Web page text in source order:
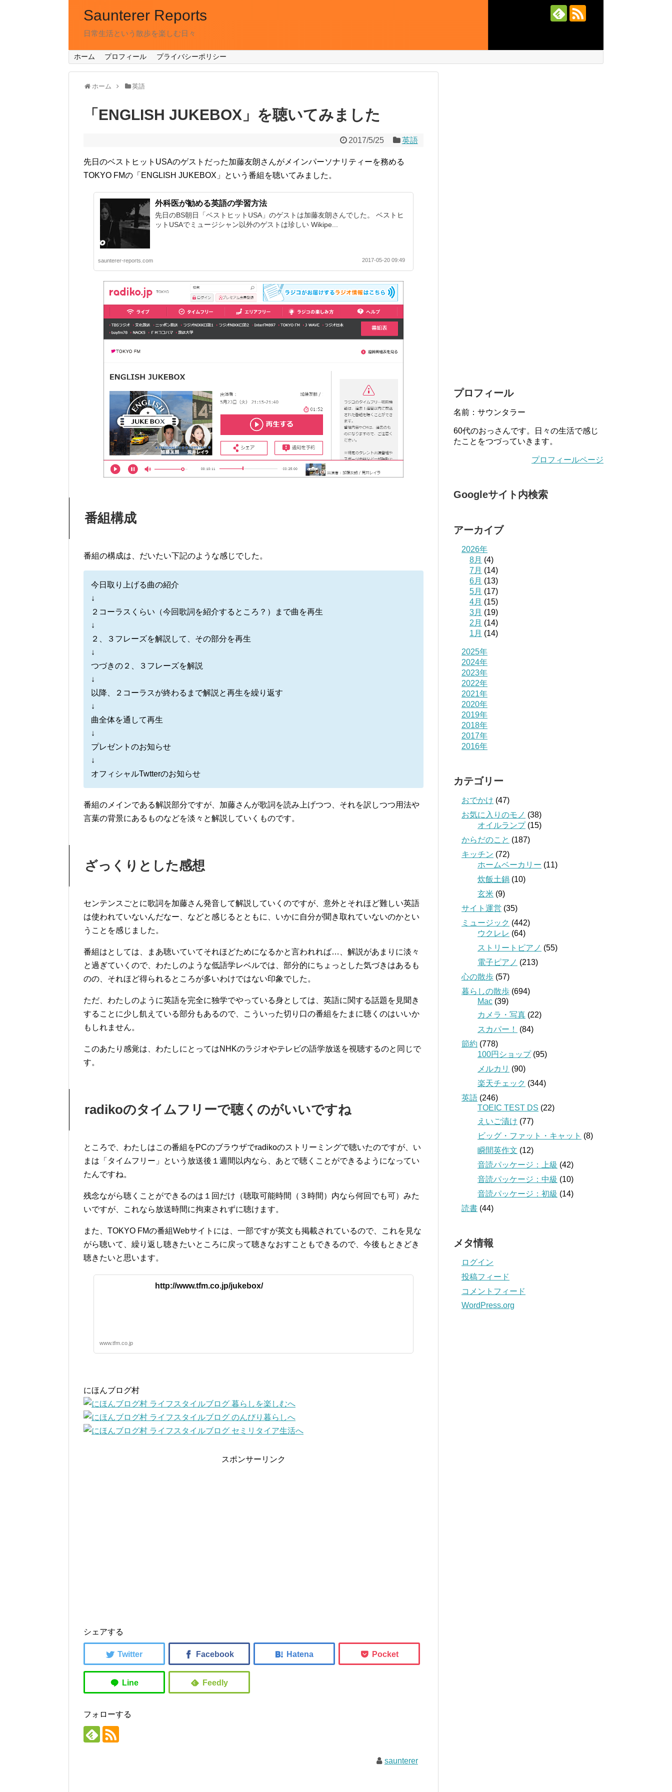
Saunterer Reports
日常生活という散歩を楽しむ日々
ホーム プロフィール プライバシーポリシー
ホーム 英語
「ENGLISH JUKEBOX」を聴いてみました
2017/5/25 英語
先日のベストヒットUSAのゲストだった加藤友朗さんがメインパーソナリティーを務める
TOKYO FMの「ENGLISH JUKEBOX」という番組を聴いてみました。
外科医が勧める英語の学習方法
先日のBS朝日「ベストヒットUSA」のゲストは加藤友朗さんでした。 ベストヒ
ットUSAでミュージシャン以外のゲストは珍しい Wikipe...
saunterer-reports.com 2017-05-20 09:49
番組構成
番組の構成は、だいたい下記のような感じでした。
今日取り上げる曲の紹介
↓
２コーラスくらい（今回歌詞を紹介するところ？）まで曲を再生
↓
２、３フレーズを解説して、その部分を再生
↓
つづきの２、３フレーズを解説
↓
以降、２コーラスが終わるまで解説と再生を繰り返す
↓
曲全体を通して再生
↓
プレゼントのお知らせ
↓
オフィシャルTwtterのお知らせ
番組のメインである解説部分ですが、加藤さんが歌詞を読み上げつつ、それを訳しつつ用法や
言葉の背景にあるものなどを淡々と解説していくものです。
ざっくりとした感想
センテンスごとに歌詞を加藤さん発音して解説していくのですが、意外とそれほど難しい英語
は使われていないんだなー、などと感じるとともに、いかに自分が聞き取れていないのかとい
うことを感じました。
番組はとしては、まあ聴いていてそれほどためになるかと言われれば…、解説があまりに淡々
と過ぎていくので、わたしのような低語学レベルでは、部分的にちょっとした気づきはあるも
のの、それほど得られるところが多いわけではない印象でした。
ただ、わたしのように英語を完全に独学でやっている身としては、英語に関する話題を見聞き
することに少し飢えている部分もあるので、こういった切り口の番組をたまに聴くのはいいか
もしれません。
このあたり感覚は、わたしにとってはNHKのラジオやテレビの語学放送を視聴するのと同じで
す。
radikoのタイムフリーで聴くのがいいですね
ところで、わたしはこの番組をPCのブラウザでradikoのストリーミングで聴いたのですが、い
まは「タイムフリー」という放送後１週間以内なら、あとで聴くことができるようになってい
たんですね。
残念ながら聴くことができるのは１回だけ（聴取可能時間（３時間）内なら何回でも可）みた
いですが、これなら放送時間に拘束されずに聴けます。
また、TOKYO FMの番組Webサイトには、一部ですが英文も掲載されているので、これを見な
がら聴いて、繰り返し聴きたいところに戻って聴きなおすこともできるので、今後もときどき
聴きたいと思います。
http://www.tfm.co.jp/jukebox/
www.tfm.co.jp
にほんブログ村
スポンサーリンク
シェアする
フォローする
saunterer
プロフィール
名前：サウンタラー
60代のおっさんです。日々の生活で感じ
たことをつづっていきます。
プロフィールページ
Googleサイト内検索
アーカイブ
2026年
8月 (4)
7月 (14)
6月 (13)
5月 (17)
4月 (15)
3月 (19)
2月 (14)
1月 (14)
2025年
2024年
2023年
2022年
2021年
2020年
2019年
2018年
2017年
2016年
カテゴリー
おでかけ (47)
お気に入りのモノ (38)
オイルランプ(15)
からだのこと (187)
キッチン (72)
ホームベーカリー (11)
炊飯土鍋 (10)
玄米 (9)
サイト運営 (35)
ミュージック (442)
ウクレレ (64)
ストリートピアノ (55)
電子ピアノ (213)
心の散歩 (57)
暮らしの散歩 (694)
Mac (39)
カメラ・写真 (22)
スカパー！
(84)
節約 (778)
100円ショップ(95)
メルカリ (90)
楽天チェック (344)
英語 (246)
TOEIC TEST DS (22)
えいご漬け (77)
ビッグ・ファット・キャット (8)
瞬間英作文 (12)
音読パッケージ：上級 (42)
音読パッケージ：中級 (10)
音読パッケージ：初級 (14)
読書 (44)
メタ情報
ログイン
投稿フィード
コメントフィード
WordPress.org